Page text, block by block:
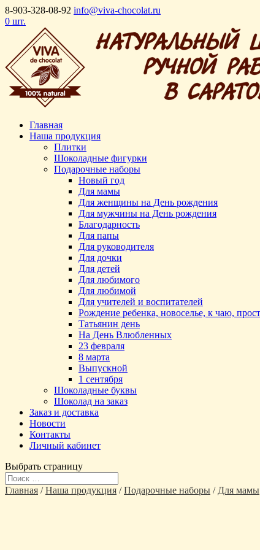
8-903-328-08-92 info@viva-chocolat.ru
0 шт.
Главная
Наша продукция
Плитки
Шоколадные фигурки
Подарочные наборы
Новый год
Для мамы
Для женщины на День рождения
Для мужчины на День рождения
Благодарность
Для папы
Для руководителя
Для дочки
Для детей
Для любимого
Для любимой
Для учителей и воспитателей
Рождение ребенка, новоселье, к чаю,
Татьянин день
На День Влюбленных
23 февраля
8 марта
Выпускной
1 сентября
Шоколадные буквы
Шоколад на заказ
Заказ и доставка
Новости
Контакты
Личный кабинет
Выбрать страницу
Главная /Наша продукция /Подарочные наборы / Для мамы